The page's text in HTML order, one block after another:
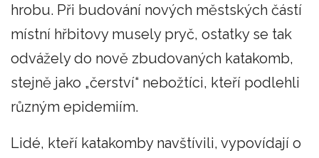
hrobu. Při budování nových městských částí
místní hřbitovy musely pryč, ostatky se tak
odvážely do nově zbudovaných katakomb,
stejně jako „čerství“ nebožtíci, kteří podlehli
různým epidemiím.
Lidé, kteří katakomby navštívili, vypovídají o